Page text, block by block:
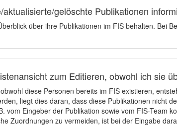
gelöschte Publikationen
über ihre Publikationen im FIS behalten. Bei
zum Editieren, obwohl ich sie
diese Personen bereits im FIS existieren,
liegt dies daran, dass diese Publikationen nicht
Eingeber der Publikation sowie vom FIS-Team
Zuordnungen zu vermeiden, ist bei der Eingabe